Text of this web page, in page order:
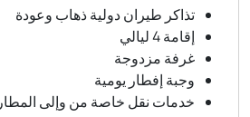
تذاكر طيران دولية ذهاب وعودة
إقامة 4 ليالي
غرفة مزدوجة
وجبة إفطار يومية
خدمات نقل خاصة من وإلى المطار